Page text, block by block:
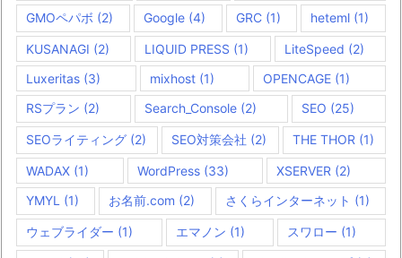
GMOペパボ (2) Google(4) GRC(1) heteml (1)
KUSANAGI (2) LIQUID PRESS (1) LiteSpeed (2)
Luxeritas (3) mixhost(1) OPENCAGE (1)
RSプラン (2) Search_Console (2) SEO (25)
SEOライティング (2) SEO対策会社 (2) THE THOR (1)
WADAX (1) WordPress(33) XSERVER (2)
YMYL (1) お名前.com (2) さくらインターネット (1)
ウェブライダー (1) エマノン (1) スワロー (1)